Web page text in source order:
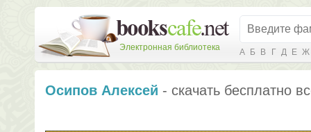
Электронная библиотека А Б В Г Д Е Ж
Осипов Алексей - скачать бесплатно